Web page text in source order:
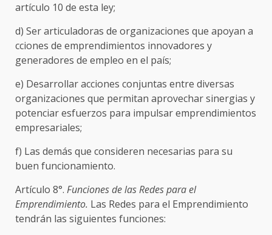
artículo 10 de esta ley;
d) Ser articuladoras de organizaciones que apoyan a
cciones de emprendimientos innovadores y
generadores de empleo en el país;
e) Desarrollar acciones conjuntas entre diversas
organizaciones que permitan aprovechar sinergias y
potenciar esfuerzos para impulsar emprendimientos
empresariales;
f) Las demás que consideren necesarias para su
buen funcionamiento.
Artículo 8°. Funciones de las Redes para el
Emprendimiento. Las Redes para el Emprendimiento
tendrán las siguientes funciones: